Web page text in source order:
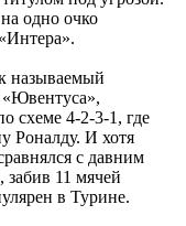
одно очко
называемый
«Ювентуса»,
схеме 4-2-3-1, где
Роналду. И хотя
с давним
11 мячей
в Турине.